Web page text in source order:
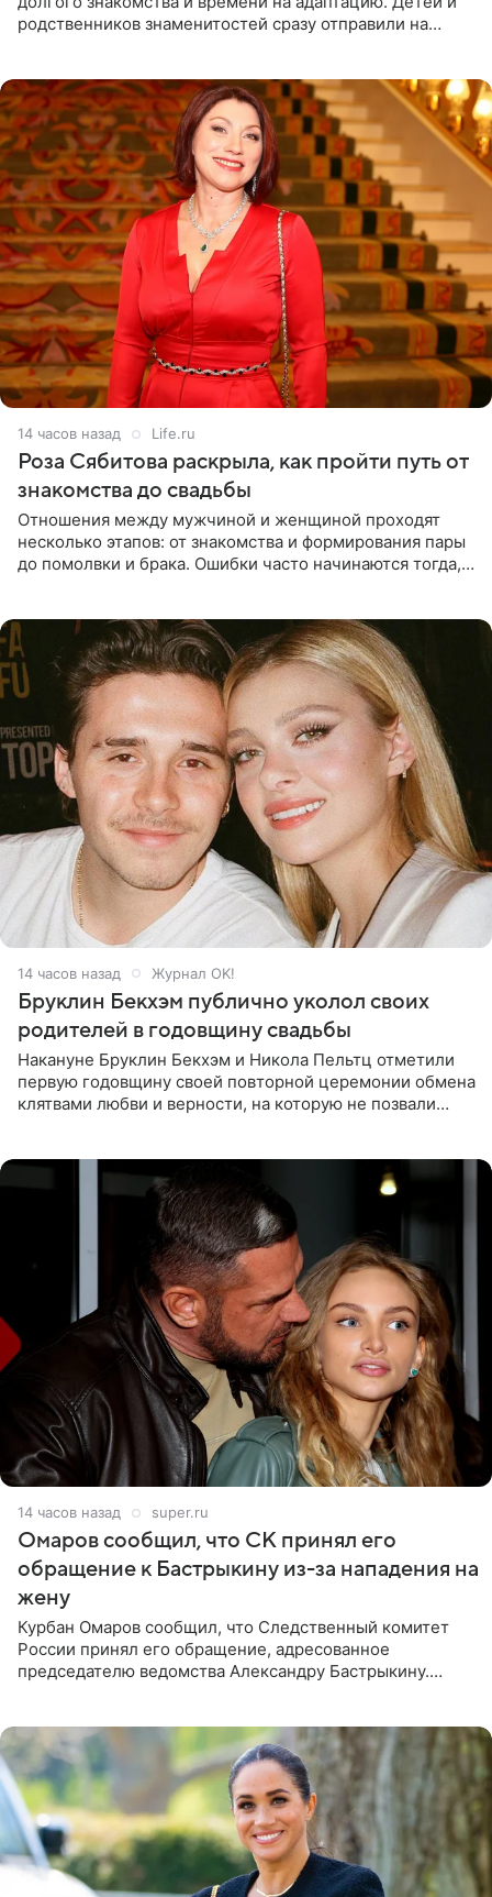
родственников знаменитостей сразу отправили на
14 часов назад Life.ru
Роза Сябитова раскрыла, как пройти путь от
знакомства до свадьбы
Отношения между мужчиной и женщиной проходят
несколько этапов: от знакомства и формирования пары
до помолвки и брака. Ошибки часто начинаются тогда,
14 часов назад Журнал OK!
Бруклин Бекхэм публично уколол своих
родителей в годовщину свадьбы
Накануне Бруклин Бекхэм и Никола Пельтц отметили
первую годовщину своей повторной церемонии обмена
клятвами любви и верности, на которую не позвали
14 часов назад super.ru
Омаров сообщил, что СК принял его
обращение к Бастрыкину из-за нападения на
жену
Курбан Омаров сообщил, что Следственный комитет
России принял его обращение, адресованное
председателю ведомства Александру Бастрыкину.